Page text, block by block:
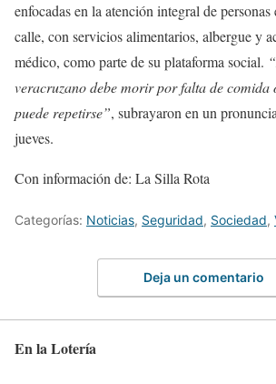
enfocadas en la atención integral de
calle, con servicios alimentarios, albergue y
médico, como parte de su plataforma social.
veracruzano debe morir por falta de comida
puede repetirse”, subrayaron en un
jueves.
Con información de: La Silla Rota
Categorías: Noticias, Seguridad, Sociedad,
Deja un comentario
En la Lotería